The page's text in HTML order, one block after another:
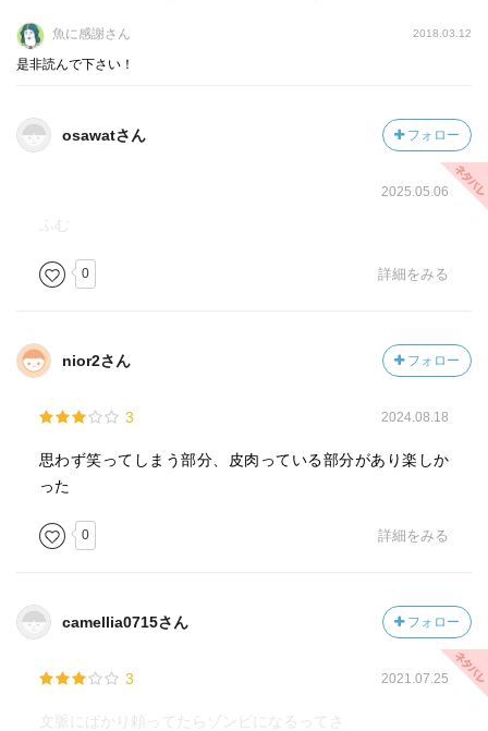
魚に感謝さん 2018.03.12
是非読んで下さい！
osawatさん フォロー
2025.05.06
0 詳細をみる
nior2さん フォロー
3 2024.08.18
思わず笑ってしまう部分、皮肉っている部分があり楽しか
った
0 詳細をみる
camellia0715さん フォロー
3 2021.07.25
文脈にばかり頼ってたらゾンビになるってさ